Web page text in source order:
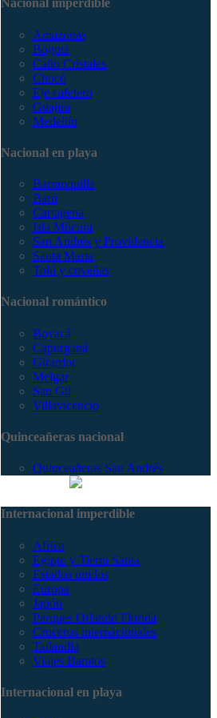
Nacional imperdible
Amazonas
Bogotá
Caño Cristales
Chocó
Eje cafetero
Guajira
Medellín
Nacional en playa
Barranquilla
Barú
Cartagena
Isla Múcura
San Andrés y Providencia
Santa Marta
Tolú y coveñas
Nacional romántico
Boyacá
Capurganá
Girardot
Melgar
San Gil
Villavicencio
Quinceañeras nacional
Quinceañeras San Andrés
Internacional imperdible
Africa
Egipto y Tierra Santa
Estados unidos
Europa
Japón
Parques Orlando Florida
Cruceros internacionales
Tailandia
Viajes Baratos
Internacional en playa